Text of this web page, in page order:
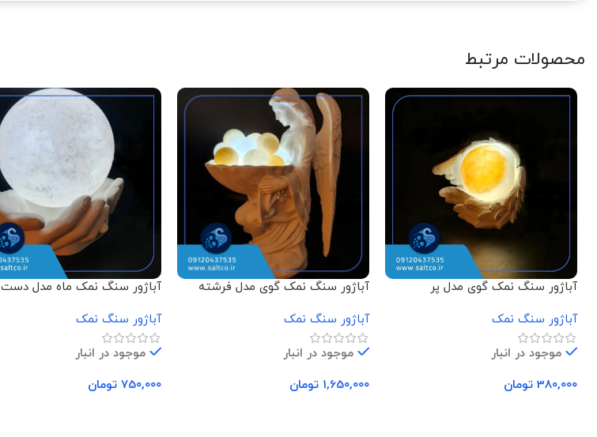
محصولات مرتبط
آباژور سنگ نمک گوی مدل پر
آباژور سنگ نمک
موجود در انبار
380,000 تومان
آباژور سنگ نمک گوی مدل فرشته
آباژور سنگ نمک
موجود در انبار
1,650,000 تومان
آباژور سنگ نمک ماه مدل دست
آباژور سنگ نمک
موجود در انبار
750,000 تومان